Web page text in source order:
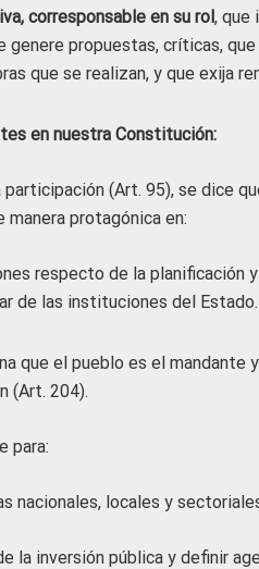
corresponsable en su rol, que
genere propuestas, críticas,
que se realizan, y que exija
en nuestra Constitución:
(Art. 95), se dice
protagónica en:
respecto de la planificación
de las instituciones del Estado.
que el pueblo es el mandante
(Art. 204).
para:
nacionales, locales y
la inversión pública y definir